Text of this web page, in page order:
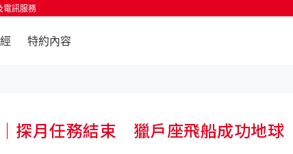
電訊服務
特約內容
探月任務結束 獵戶座飛船成功地